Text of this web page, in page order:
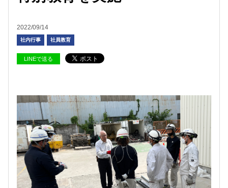
2022/09/14
社内行事 社員教育
LINEで送る